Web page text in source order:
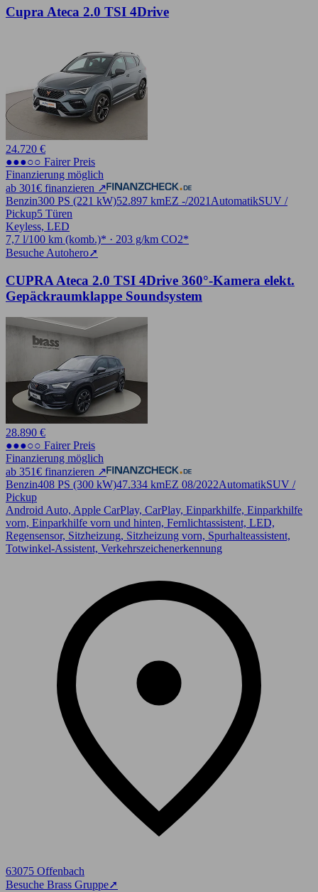
Cupra Ateca 2.0 TSI 4Drive
24.720 €
●●●○○ Fairer Preis
Finanzierung möglich
ab 301€ finanzieren ↗
Benzin300 PS (221 kW)52.897 kmEZ -/2021 AutomatikSUV /
Pickup5 Türen
Keyless, LED
7,7 l/100 km (komb.)* · 203 g/km CO2*
Besuche Autohero➚
CUPRA Ateca 2.0 TSI 4Drive 360°-Kamera elekt.
Gepäckraumklappe Soundsystem
28.890 €
●●●○○ Fairer Preis
Finanzierung möglich
ab 351€ finanzieren ↗
Benzin408 PS (300 kW)47.334 kmEZ 08/2022AutomatikSUV /
Pickup
Android Auto, Apple CarPlay, CarPlay, Einparkhilfe, Einparkhilfe
vorn, Einparkhilfe vorn und hinten, Fernlichtassistent, LED,
Regensensor, Sitzheizung, Sitzheizung vorn, Spurhalteassistent,
Totwinkel-Assistent, Verkehrszeichenerkennung
63075 Offenbach
Besuche Brass Gruppe➚